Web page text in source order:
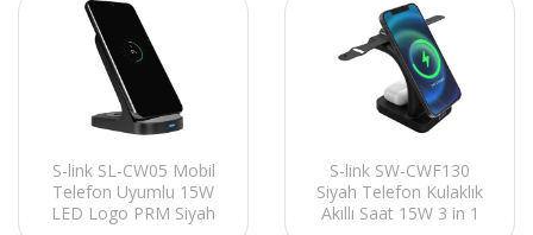
S-link SL-CW05 Mobil
Telefon Uyumlu 15W
LED Logo PRM Siyah
S-link SW-CWF130
Siyah Telefon Kulaklık
Akıllı Saat 15W 3 in 1